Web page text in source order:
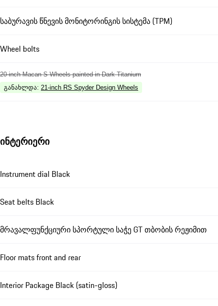
საბურავის წნევის მონიტორინგის სისტემა (TPM)
Wheel bolts
20-inch Macan S Wheels painted in Dark Titanium
განახლდა: 21-inch RS Spyder Design Wheels
ინტერიერი
Instrument dial Black
Seat belts Black
მრავალფუნქციური სპორტული საჭე GT თბობის რეჟიმით
Floor mats front and rear
Interior Package Black (satin-gloss)